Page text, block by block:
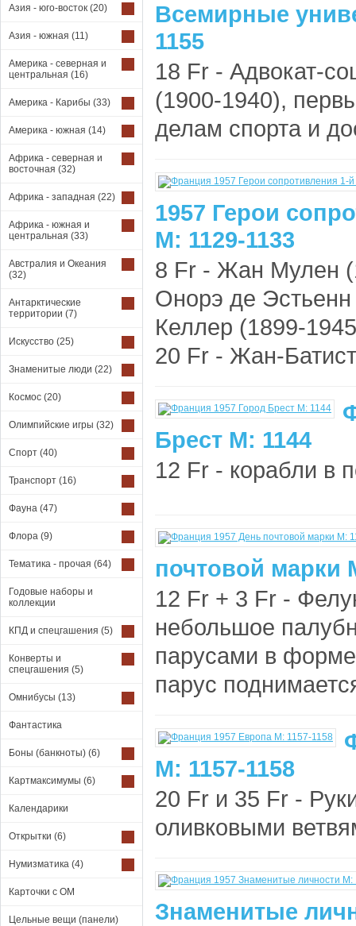
Азия - юго-восток (20)
Азия - южная (11)
Америка - северная и
центральная (16)
Америка - Карибы (33)
Америка - южная (14)
Африка - северная и
восточная (32)
Африка - западная (22)
Африка - южная и
центральная (33)
Австралия и Океания
(32)
Антарктические
территории (7)
Искусство (25)
Знаменитые люди (22)
Космос (20)
Олимпийские игры (32)
Спорт (40)
Транспорт (16)
Фауна (47)
Флора (9)
Тематика - прочая (64)
Годовые наборы и
коллекции
КПД и спецгашения (5)
Конверты и
спецгашения (5)
Омнибусы (13)
Фантастика
Боны (банкноты) (6)
Картмаксимумы (6)
Календарики
Открытки (6)
Нумизматика (4)
Карточки с ОМ
Цельные вещи (панели)
Всемирные
1155
18 Fr - Адвокат-
(1900-1940),
делам спорта и
1957 Герои
М: 1129-1133
8 Fr - Жан Мулен
Онорэ де
Келлер (1899-
20 Fr - Жан-
Брест М: 1144
12 Fr - корабли в
почтовой марки
12 Fr + 3 Fr -
небольшое
парусами в
парус
М: 1157-1158
20 Fr и 35 Fr -
оливковыми
Знаменитые